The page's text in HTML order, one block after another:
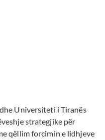
Universiteti i Tiranës
strategjike për
qëllim forcimin e lidhjeve